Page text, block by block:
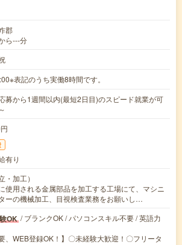
郡
ら---分
表記のうち実働8時間です。
募から1週間以内(最短2日目)のスピード就業が可
有り
・加工）
使用される金属部品を加工する工場にて、マシニ
ーの機械加工、目視検査業務をお願いし…
OK / ブランクOK / パソコンスキル不要 / 英語力
、WEB登録OK！】〇未経験大歓迎！〇フリータ